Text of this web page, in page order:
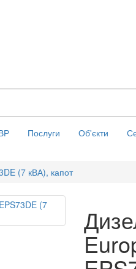
Послуги Об'єкти
(7 кВА), капот